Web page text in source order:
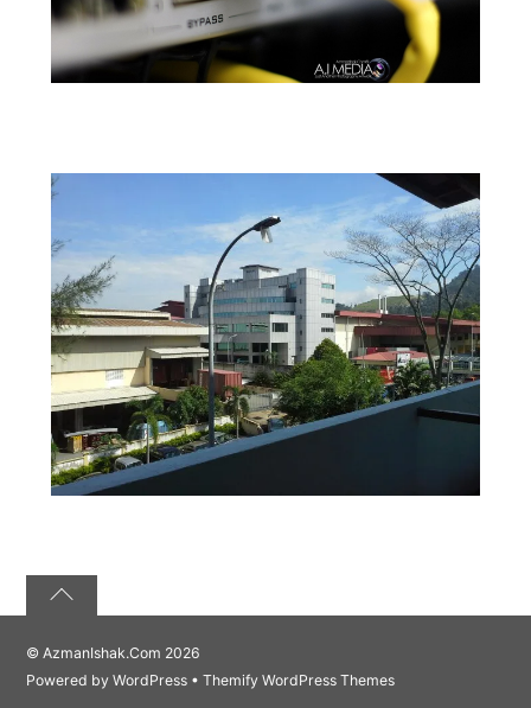
©AzmanIshak.Com 2026
Powered byWordPress •Themify WordPress Themes